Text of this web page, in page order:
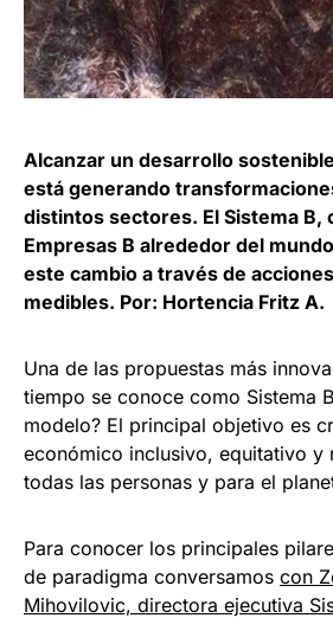
Alcanzar un desarrollo
está generando
distintos sectores. El Sistema B,
Empresas B alrededor del
este cambio a través de
medibles. Por: Hortencia Fritz A.
Una de las propuestas más
tiempo se conoce como Sistema
modelo? El principal objetivo es
económico inclusivo, equitativo y
todas las personas y para el
Para conocer los principales
de paradigma conversamos con
Mihovilovic, directora ejecutiva